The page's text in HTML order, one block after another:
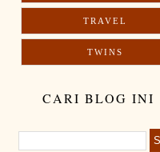
TRAVEL
TWINS
CARI BLOG INI